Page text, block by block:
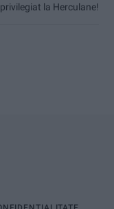
la Herculane!